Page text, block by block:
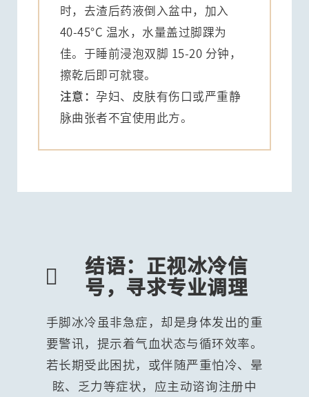
时，去渣后药液倒入盆中，加入
40-45°C 温水，水量盖过脚踝为
佳。于睡前浸泡双脚 15-20 分钟，
擦乾后即可就寝。
注意：孕妇、皮肤有伤口或严重静
脉曲张者不宜使用此方。
 结语：正视冰冷信
号，寻求专业调理
手脚冰冷虽非急症，却是身体发出的重
要警讯，提示着气血状态与循环效率。
若长期受此困扰，或伴随严重怕冷、晕
眩、乏力等症状，应主动谘询注册中